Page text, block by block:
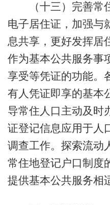
（十三）完善常
电子居住证，加强与
息共享，更好发挥居
作为基本公共服务事
享受等凭证的功能。
有人凭证即享的基本
导常住人口主动及时
证登记信息应用于人
调查工作。探索流动
常住地登记户口制度
提供基本公共服务相